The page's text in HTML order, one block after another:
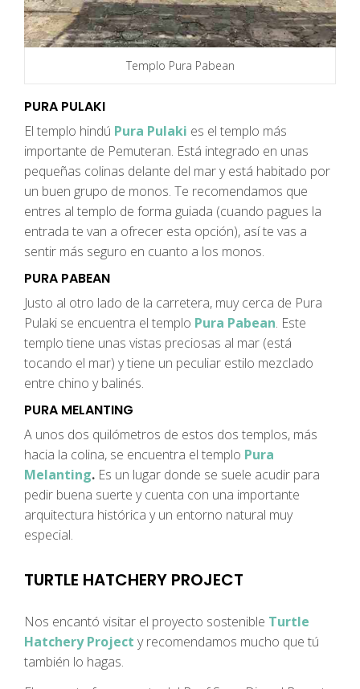
Templo Pura Pabean
PURA PULAKI
El templo hindú Pura Pulaki es el templo más
importante de Pemuteran. Está integrado en unas
pequeñas colinas delante del mar y está habitado por
un buen grupo de monos. Te recomendamos que
entres al templo de forma guiada (cuando pagues la
entrada te van a ofrecer esta opción), así te vas a
sentir más seguro en cuanto a los monos.
PURA PABEAN
Justo al otro lado de la carretera, muy cerca de Pura
Pulaki se encuentra el templo Pura Pabean. Este
templo tiene unas vistas preciosas al mar (está
tocando el mar) y tiene un peculiar estilo mezclado
entre chino y balinés.
PURA MELANTING
A unos dos quilómetros de estos dos templos, más
hacia la colina, se encuentra el templo Pura
Melanting. Es un lugar donde se suele acudir para
pedir buena suerte y cuenta con una importante
arquitectura histórica y un entorno natural muy
especial.
TURTLE HATCHERY PROJECT
Nos encantó visitar el proyecto sostenible Turtle
Hatchery Project y recomendamos mucho que tú
también lo hagas.